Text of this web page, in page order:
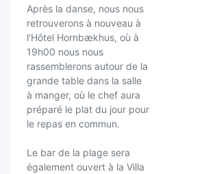
Après la danse, nous nous
retrouverons à nouveau à
l'Hôtel Hornbækhus, où à
19h00 nous nous
rassemblerons autour de la
grande table dans la salle
à manger, où le chef aura
préparé le plat du jour pour
le repas en commun.
Le bar de la plage sera
également ouvert à la Villa